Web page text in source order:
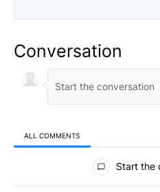
Conversation
ALL COMMENTS
All Comments
Start the